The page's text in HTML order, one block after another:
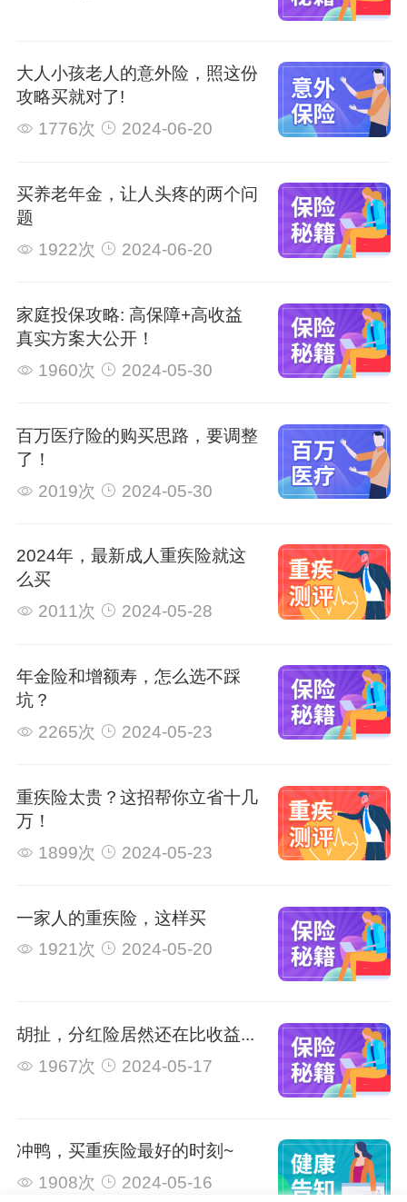
大人小孩老人的意外险，照这份
攻略买就对了!
1776次
2024-06-20
买养老年金，让人头疼的两个问
题
1922次
2024-06-20
家庭投保攻略: 高保障+高收益
真实方案大公开！
1960次
2024-05-30
百万医疗险的购买思路，要调整
了！
2019次
2024-05-30
2024年，最新成人重疾险就这
么买
2011次
2024-05-28
年金险和增额寿，怎么选不踩
坑？
2265次
2024-05-23
重疾险太贵？这招帮你立省十几
万！
1899次
2024-05-23
一家人的重疾险，这样买
1921次
2024-05-20
胡扯，分红险居然还在比收益...
1967次
2024-05-17
冲鸭，买重疾险最好的时刻~
1908次
2024-05-16